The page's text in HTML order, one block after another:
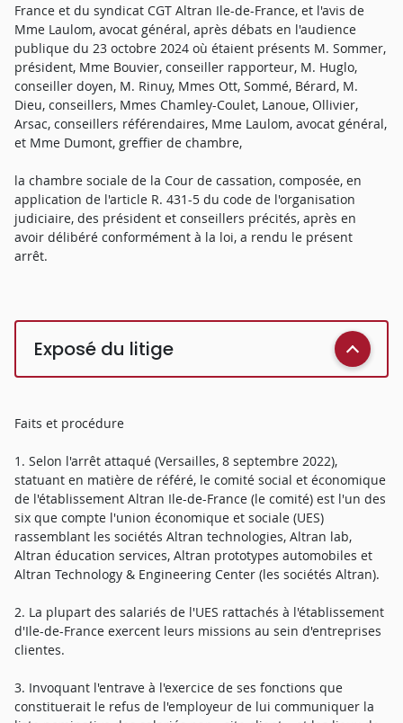
France et du syndicat CGT Altran Ile-de-France, et l'avis de
Mme Laulom, avocat général, après débats en l'audience
publique du 23 octobre 2024 où étaient présents M. Sommer,
président, Mme Bouvier, conseiller rapporteur, M. Huglo,
conseiller doyen, M. Rinuy, Mmes Ott, Sommé, Bérard, M.
Dieu, conseillers, Mmes Chamley-Coulet, Lanoue, Ollivier,
Arsac, conseillers référendaires, Mme Laulom, avocat général,
et Mme Dumont, greffier de chambre,
la chambre sociale de la Cour de cassation, composée, en
application de l'article R. 431-5 du code de l'organisation
judiciaire, des président et conseillers précités, après en
avoir délibéré conformément à la loi, a rendu le présent
arrêt.
Exposé du litige
Faits et procédure
1. Selon l'arrêt attaqué (Versailles, 8 septembre 2022),
statuant en matière de référé, le comité social et économique
de l'établissement Altran Ile-de-France (le comité) est l'un des
six que compte l'union économique et sociale (UES)
rassemblant les sociétés Altran technologies, Altran lab,
Altran éducation services, Altran prototypes automobiles et
Altran Technology & Engineering Center (les sociétés Altran).
2. La plupart des salariés de l'UES rattachés à l'établissement
d'Ile-de-France exercent leurs missions au sein d'entreprises
clientes.
3. Invoquant l'entrave à l'exercice de ses fonctions que
constituerait le refus de l'employeur de lui communiquer la